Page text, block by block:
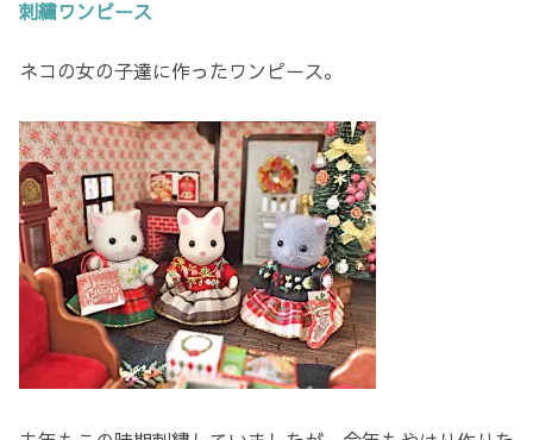
刺繍ワンピース
ネコの女の子達に作ったワンピース。